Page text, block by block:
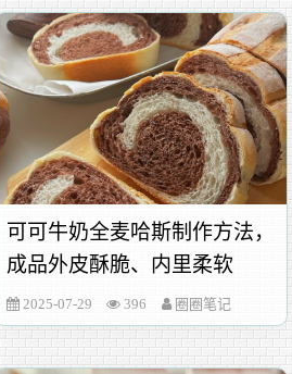
可可牛奶全麦哈斯制作方法，
成品外皮酥脆、内里柔软
2025-07-29 396 圈圈笔记